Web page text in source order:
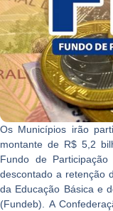
Os Municípios irão
montante de R$ 5,2
Fundo de
descontado a retenção
da Educação Básica e
(Fundeb). A